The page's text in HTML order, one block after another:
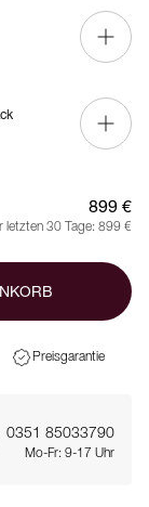
899 €
letzten 30 Tage: 899 €
Preisgarantie
0351 85033790
Mo-Fr: 9-17 Uhr